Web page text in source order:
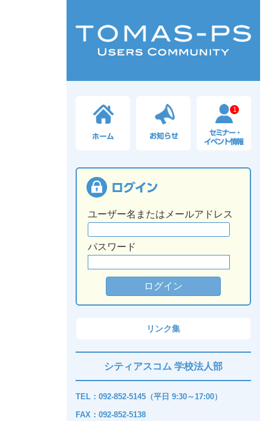
1
ユーザー名またはメールアドレス
パスワード
リンク集
シティアスコム 学校法人部
TEL：092-852-5145（平日 9:30～17:00）
FAX：092-852-5138